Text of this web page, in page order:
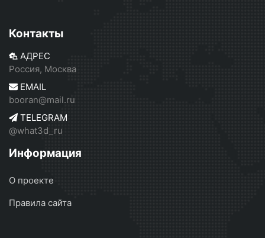
Контакты
АДРЕС
Россия, Москва
EMAIL
booran@mail.ru
TELEGRAM
@what3d_ru
Информация
О проекте
Правила сайта